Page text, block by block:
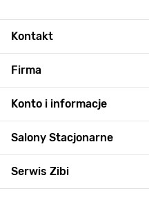
Kontakt
Firma
Konto i informacje
Salony Stacjonarne
Serwis Zibi